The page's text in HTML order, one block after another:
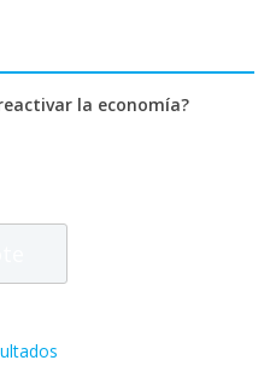
la economía?